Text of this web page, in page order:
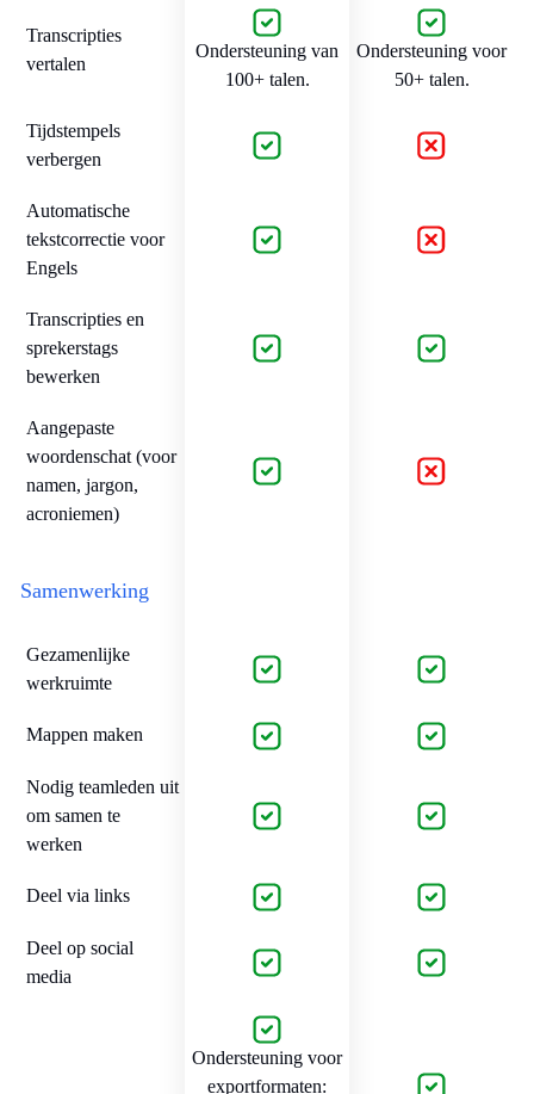
Transcripties
vertalen
Ondersteuning van
100+ talen.
Ondersteuning voor
50+ talen.
Tijdstempels
verbergen
Automatische
tekstcorrectie voor
Engels
Transcripties en
sprekerstags
bewerken
Aangepaste
woordenschat (voor
namen, jargon,
acroniemen)
Samenwerking
Gezamenlijke
werkruimte
Mappen maken
Nodig teamleden uit
om samen te
werken
Deel via links
Deel op social
media
Ondersteuning voor
exportformaten: